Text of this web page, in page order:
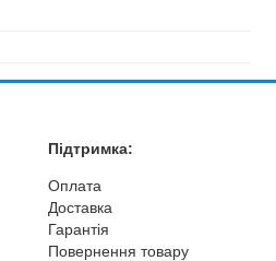
Підтримка:
Оплата
Доставка
Гарантія
Повернення товару